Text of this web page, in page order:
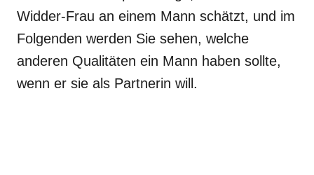
Widder-Frau an einem Mann schätzt, und im
Folgenden werden Sie sehen, welche
anderen Qualitäten ein Mann haben sollte,
wenn er sie als Partnerin will.